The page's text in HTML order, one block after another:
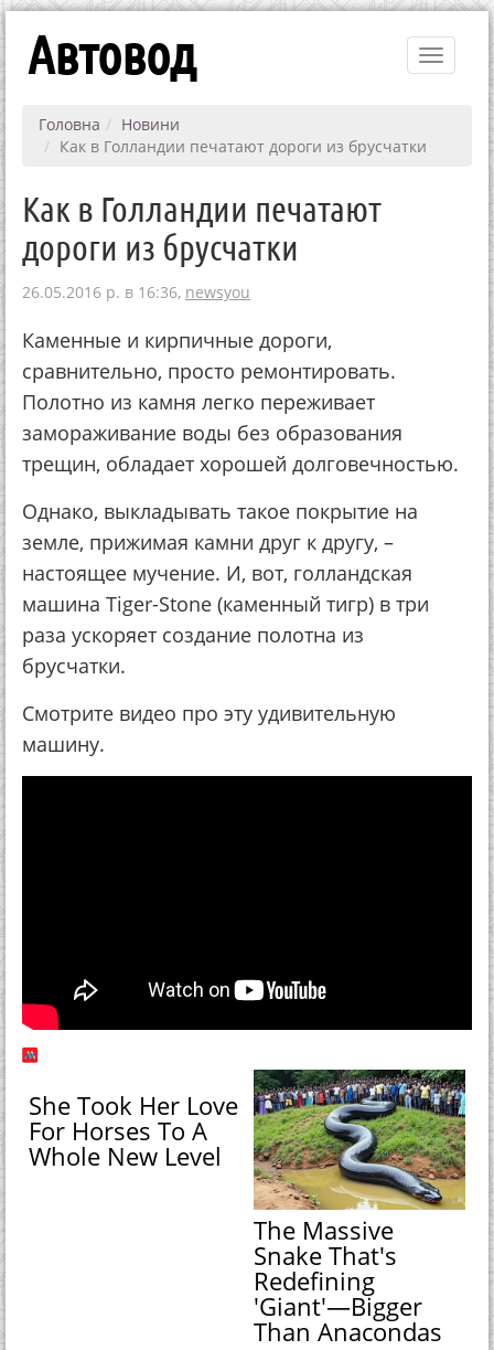
Toggle
Автовод
Головна
Новини
Как в Голландии печатают дороги из брусчатки
Как в Голландии печатают
дороги из брусчатки
26.05.2016 р. в 16:36, newsyou
Каменные и кирпичные дороги,
сравнительно, просто ремонтировать.
Полотно из камня легко переживает
замораживание воды без образования
трещин, обладает хорошей долговечностью.
Однако, выкладывать такое покрытие на
земле, прижимая камни друг к другу, –
настоящее мучение. И, вот, голландская
машина Tiger-Stone (каменный тигр) в три
раза ускоряет создание полотна из
брусчатки.
Смотрите видео про эту удивительную
машину.
She Took Her Love
For Horses To A
Whole New Level
The Massive
Snake That's
Redefining
'Giant'—Bigger
Than Anacondas